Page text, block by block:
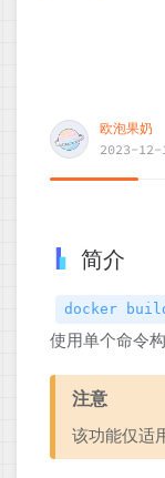
欧泡果奶
2023-12-
简介
docker
使用单个命令
注意
该功能仅